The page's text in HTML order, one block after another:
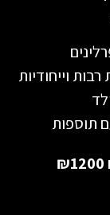
וייחודיות
תוספות